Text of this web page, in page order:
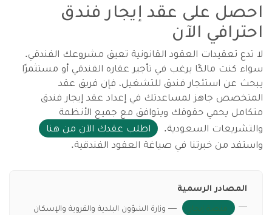
احصل على عقد إيجار فندق
احترافي الآن
لا تدع تعقيدات العقود القانونية تعيق مشروعك الفندقي.
سواء كنت مالكًا يرغب في تأجير عقاره الفندقي أو مستثمرًا
يبحث عن استئجار فندق للتشغيل، فإن فريق عقد
المتخصص جاهز لمساعدتك في إعداد عقد إيجار فندق
متكامل يحمي حقوقك ويتوافق مع جميع الأنظمة
والتشريعات السعودية.
اطلب عقدك الآن من هنا
واستفد من خبرتنا في صياغة العقود الفندقية.
المصادر الرسمية
منصة إيجار
— وزارة الشؤون البلدية والقروية والإسكان